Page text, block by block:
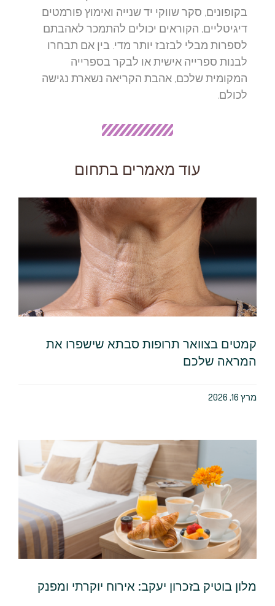
בקופונים, סקר שווקי יד שנייה ואימוץ פורמטים
דיגיטליים, הקוראים יכולים להתמכר לאהבתם
לספרות מבלי לבזבז יותר מדי. בין אם תבחרו
לבנות ספרייה אישית או לבקר בספרייה
המקומית שלכם, אהבת הקריאה נשארת נגישה
לכולם.
עוד מאמרים בתחום
קמטים בצוואר תרופות סבתא שישפרו את
המראה שלכם
מרץ 16, 2026
מלון בוטיק בזכרון יעקב: אירוח יוקרתי ומפנק